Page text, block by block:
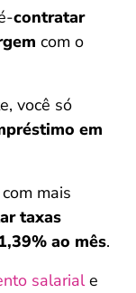
contratar
com o
você só
em
mais
taxas
ao mês.
salariale